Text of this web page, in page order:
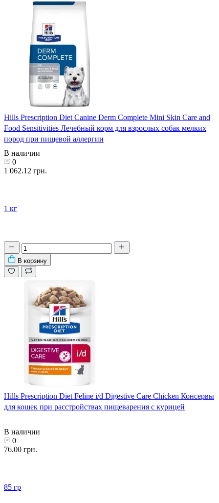
Hills Prescription Diet Canine Derm Complete Mini Skin Care and
Food Sensitivities Лечебный корм для взрослых собак мелких
пород при пищевой аллергии
В наличии
0
1 062.12 грн.
1 кг
В корзину
Hills Prescription Diet Feline i/d Digestive Care Chicken Консервы
для кошек при расстройствах пищеварения с курицей
В наличии
0
76.00 грн.
85 гр